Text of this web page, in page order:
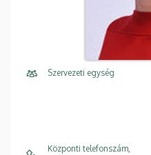
Szervezeti egység
Központi telefonszám,